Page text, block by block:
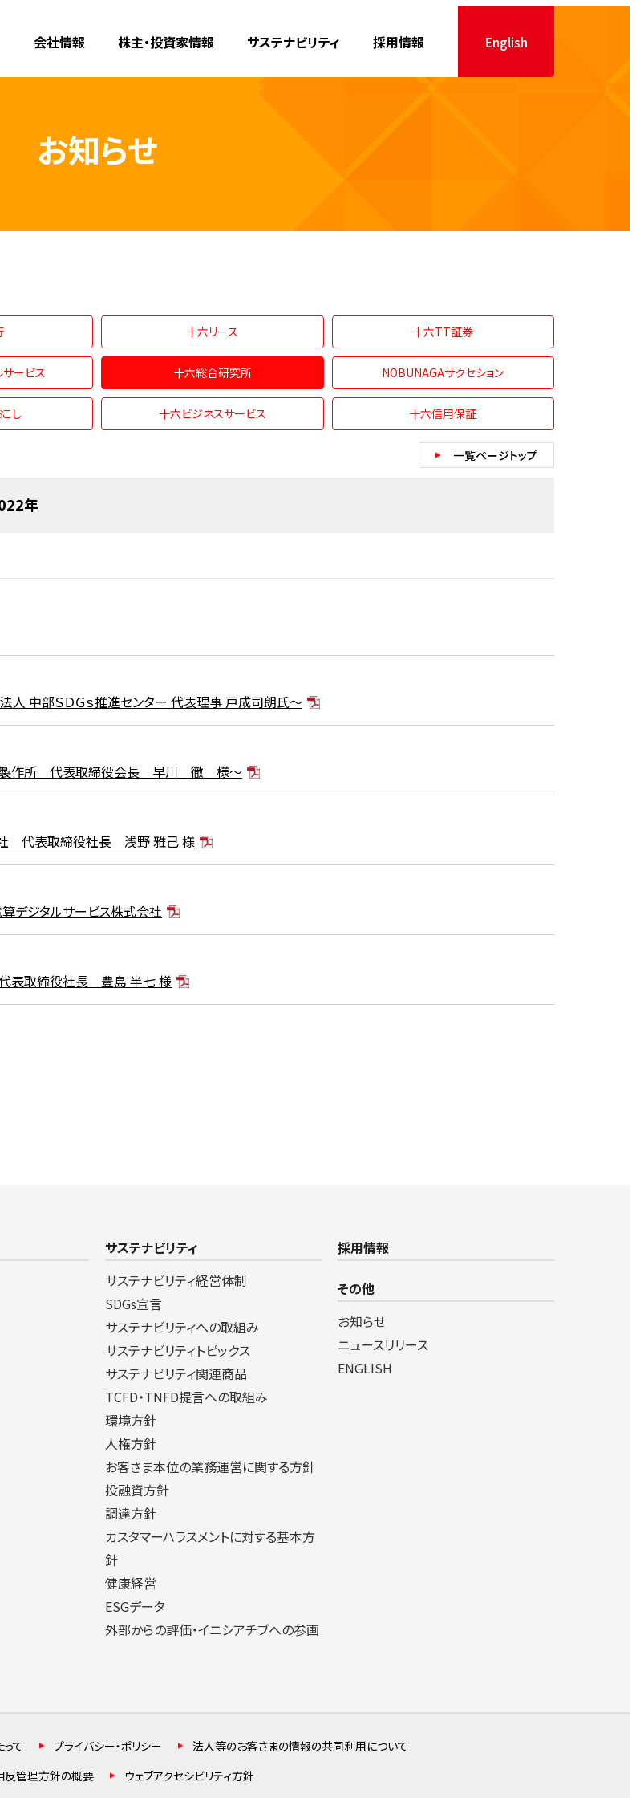
会社情報 株主・投資家情報 サステナビリティ 採用情報 English
お知らせ
十六リース 十六TT証券
ービス 十六総合研究所 NOBUNAGAサクセション
し 十六ビジネスサービス 十六信用保証
一覧ページトップ
年
人 中部ＳＤＧｓ推進センター 代表理事 戸成司朗氏～
活製作所 代表取締役会長 早川 徹 様～
社 代表取締役社長 浅野 雅己 様
デジタルサービス株式会社
代表取締役社長 豊島 半七 様
サステナビリティ
サステナビリティ経営体制
SDGs宣言
サステナビリティへの取組み
サステナビリティトピックス
サステナビリティ関連商品
TCFD・TNFD提言への取組み
環境方針
人権方針
お客さま本位の業務運営に関する方針
投融資方針
調達方針
カスタマーハラスメントに対する基本方
針
健康経営
ESGデータ
外部からの評価・イニシアチブへの参画
採用情報
その他
お知らせ
ニュースリリース
ENGLISH
て プライバシー・ポリシー
法人等のお客さまの情報の共同利用について
反管理方針の概要
ウェブアクセシビリティ方針